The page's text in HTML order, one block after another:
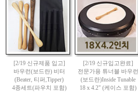
[2/19 신규제품 입고]
바우런(보드란) 비터
(Beater, 티퍼,Tipper)
4종세트(파우치 포함)
[2/19 신규입고완료]
전문가용 튜너블 바우런
(보드란)Inside Tunable
18 x 4.2" (케이스 포함)